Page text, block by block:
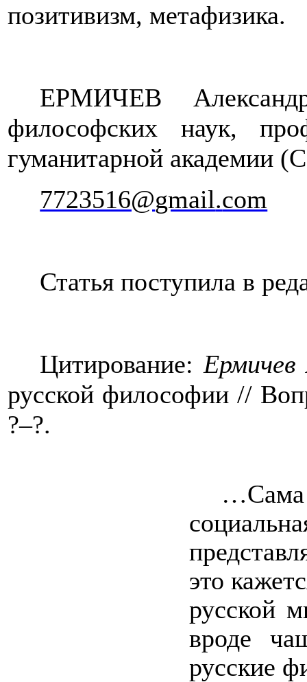
позитивизм, метафизика.
ЕРМИЧЕВ
философских наук,
гуманитарной академии
7723516@gmail.com
Статья поступила в
Цитирование:
русской философии //
?–?.
это
русской
вроде
русские